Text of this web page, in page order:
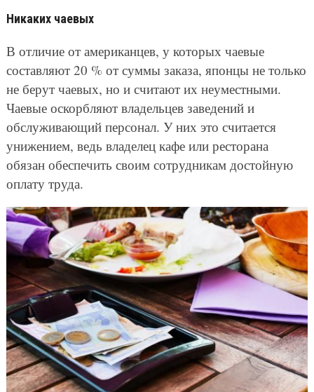
Никаких чаевых
В отличие от американцев, у которых чаевые
составляют 20 % от суммы заказа, японцы не только
не берут чаевых, но и считают их неуместными.
Чаевые оскорбляют владельцев заведений и
обслуживающий персонал. У них это считается
унижением, ведь владелец кафе или ресторана
обязан обеспечить своим сотрудникам достойную
оплату труда.